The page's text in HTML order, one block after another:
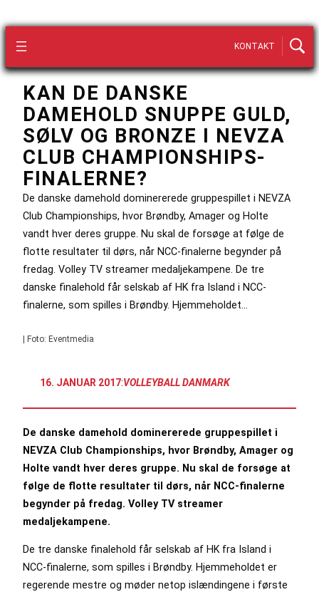
KONTAKT
KAN DE DANSKE
DAMEHOLD SNUPPE GULD,
SØLV OG BRONZE I NEVZA
CLUB CHAMPIONSHIPS-
FINALERNE?
De danske damehold dominererede gruppespillet i NEVZA
Club Championships, hvor Brøndby, Amager og Holte
vandt hver deres gruppe. Nu skal de forsøge at følge de
flotte resultater til dørs, når NCC-finalerne begynder på
fredag. Volley TV streamer medaljekampene. De tre
danske finalehold får selskab af HK fra Island i NCC-
finalerne, som spilles i Brøndby. Hjemmeholdet…
| Foto: Eventmedia
16. JANUAR 2017:VOLLEYBALL DANMARK
De danske damehold dominererede gruppespillet i
NEVZA Club Championships, hvor Brøndby, Amager og
Holte vandt hver deres gruppe. Nu skal de forsøge at
følge de flotte resultater til dørs, når NCC-finalerne
begynder på fredag. Volley TV streamer
medaljekampene.
De tre danske finalehold får selskab af HK fra Island i
NCC-finalerne, som spilles i Brøndby. Hjemmeholdet er
regerende mestre og møder netop islændingene i første